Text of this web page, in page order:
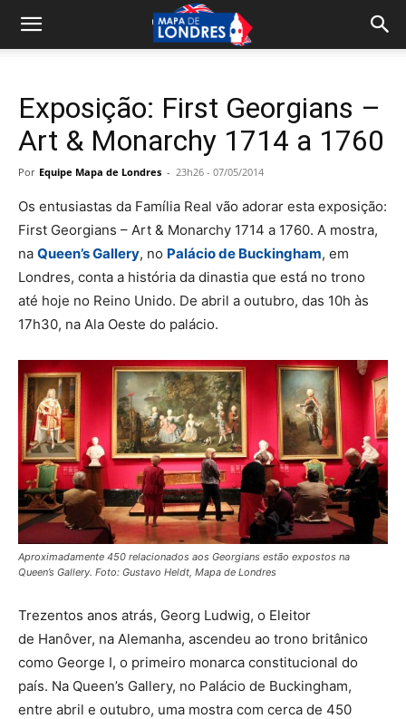
Exposição: First Georgians –
Art & Monarchy 1714 a 1760
Por Equipe Mapa de Londres - 23h26 - 07/05/2014
Os entusiastas da Família Real vão adorar esta exposição:
First Georgians – Art & Monarchy 1714 a 1760. A mostra,
na Queen’s Gallery, no Palácio de Buckingham, em
Londres, conta a história da dinastia que está no trono
até hoje no Reino Unido. De abril a outubro, das 10h às
17h30, na Ala Oeste do palácio.
Aproximadamente 450 relacionados aos Georgians estão expostos na
Queen’s Gallery. Foto: Gustavo Heldt, Mapa de Londres
Trezentos anos atrás, Georg Ludwig, o Eleitor
de Hanôver, na Alemanha, ascendeu ao trono britânico
como George I, o primeiro monarca constitucional do
país. Na Queen’s Gallery, no Palácio de Buckingham,
entre abril e outubro, uma mostra com cerca de 450